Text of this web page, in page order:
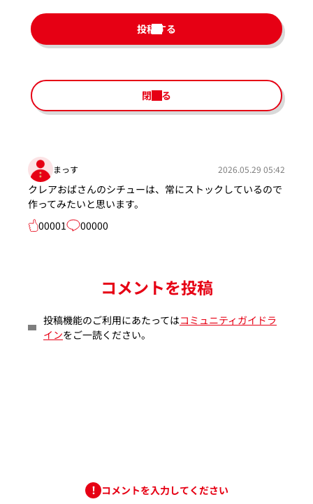
投稿する
閉じる
まっす 2026.05.29 05:42
クレアおばさんのシチューは、常にストックしているので
作ってみたいと思います。
00001
00000
コメントを投稿
投稿機能のご利用にあたってはコミュニティガイドラ
インをご一読ください。
コメントを入力してください